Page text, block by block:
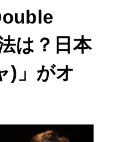
は？日本
)」がオ